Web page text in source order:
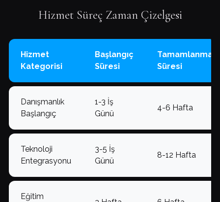
Hizmet Süreç Zaman Çizelgesi
Hizmet
Kategorisi
Başlangıç
Süresi
Tamamlanma
Süresi
Danışmanlık
Başlangıç
1-3 İş
Günü
4-6 Hafta
Teknoloji
Entegrasyonu
3-5 İş
Günü
8-12 Hafta
Eğitim